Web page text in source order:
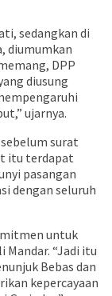
sedangkan di
diumumkan
DPP
diusung
ujarnya.
surat
itu terdapat
pasangan
dengan seluruh
untuk
“Jadi itu
Bebas dan
kepercayaan